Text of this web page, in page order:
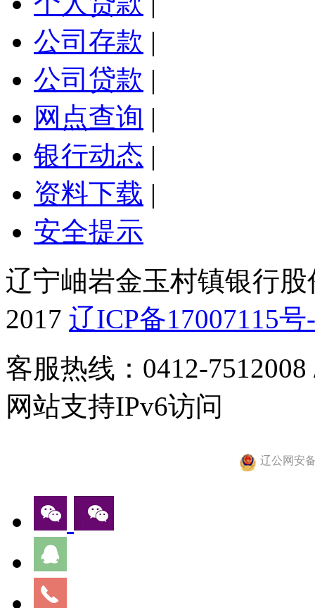
公司存款 |
公司贷款 |
网点查询 |
银行动态 |
资料下载 |
安全提示
辽宁岫岩金玉村镇银行
2017 辽ICP备17007115号
客服热线：0412-
网站支持IPv6访问
辽公网安